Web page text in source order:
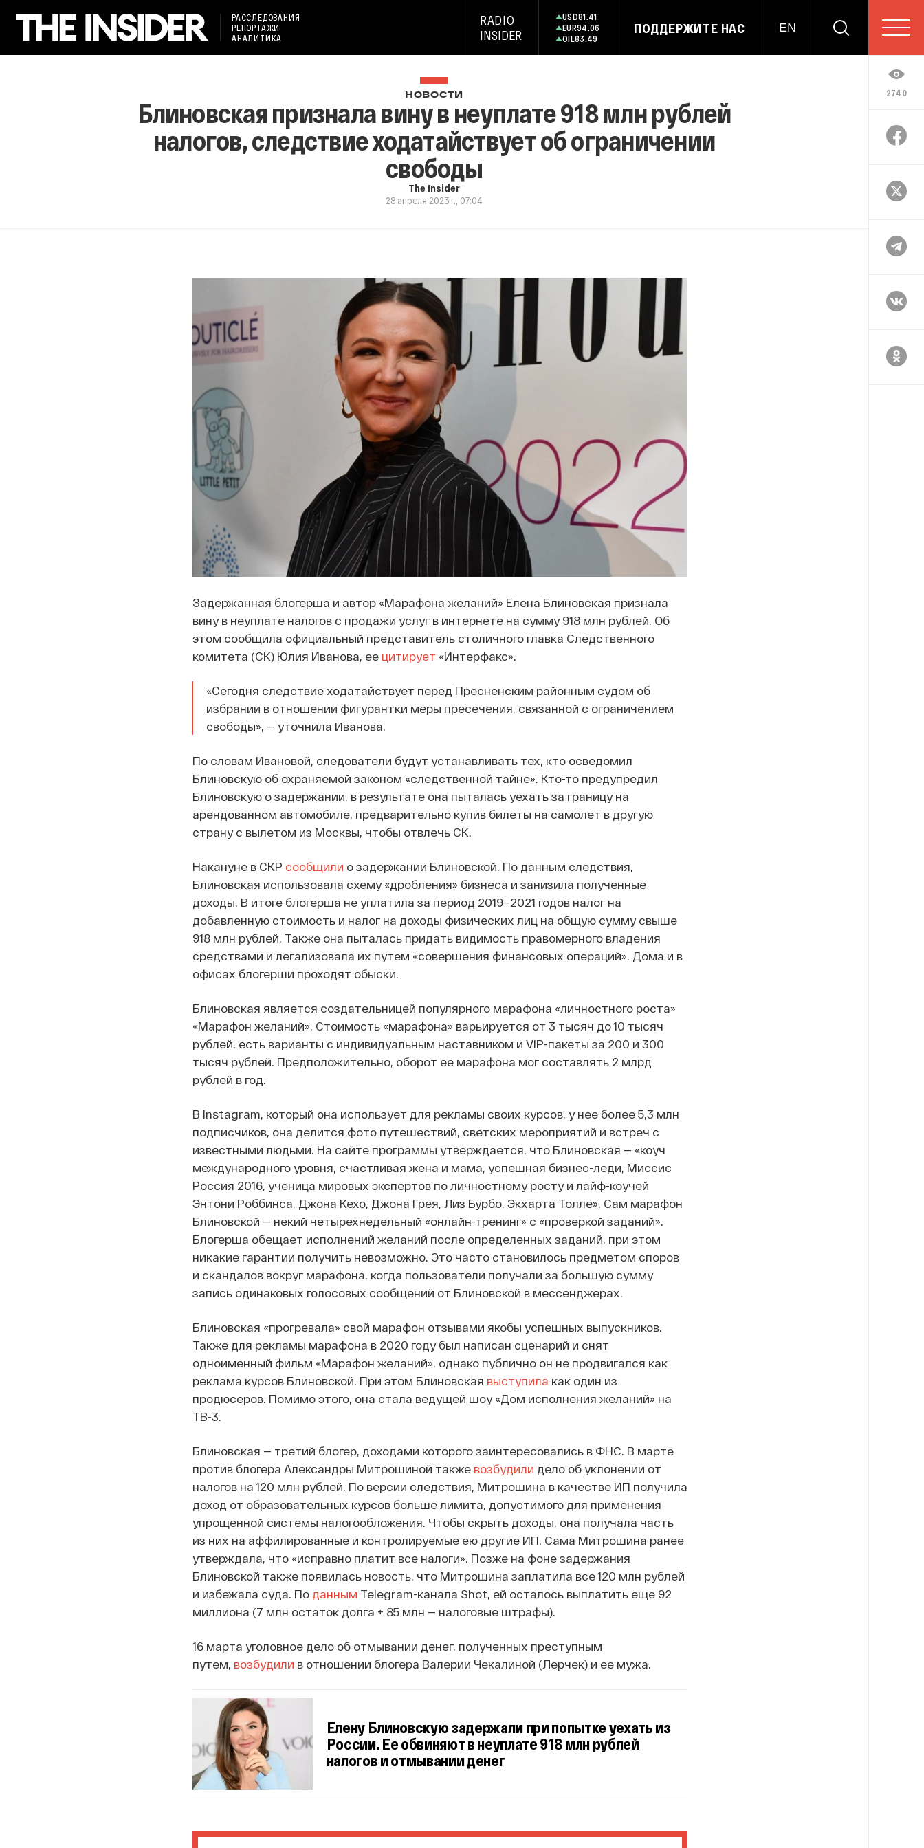
РАССЛЕДОВАНИЯ
РЕПОРТАЖИ
АНАЛИТИКА
RADIO
INSIDER
USD81.41
EUR94.06
OIL83.49
ПОДДЕРЖИТЕ НАС EN
2740
НОВОСТИ
Блиновская признала вину в неуплате 918 млн рублей
налогов, следствие ходатайствует об ограничении
свободы
The Insider
28 апреля 2023 г., 07:04
Задержанная блогерша и автор «Марафона желаний» Елена Блиновская признала
вину в неуплате налогов с продажи услуг в интернете на сумму 918 млн рублей. Об
этом сообщила официальный представитель столичного главка Следственного
комитета (СК) Юлия Иванова, ее цитирует «Интерфакс».
«Сегодня следствие ходатайствует перед Пресненским районным судом об
избрании в отношении фигурантки меры пресечения, связанной с ограничением
свободы», — уточнила Иванова.
По словам Ивановой, следователи будут устанавливать тех, кто осведомил
Блиновскую об охраняемой законом «следственной тайне». Кто-то предупредил
Блиновскую о задержании, в результате она пыталась уехать за границу на
арендованном автомобиле, предварительно купив билеты на самолет в другую
страну с вылетом из Москвы, чтобы отвлечь СК.
Накануне в СКР сообщили о задержании Блиновской. По данным следствия,
Блиновская использовала схему «дробления» бизнеса и занизила полученные
доходы. В итоге блогерша не уплатила за период 2019–2021 годов налог на
добавленную стоимость и налог на доходы физических лиц на общую сумму свыше
918 млн рублей. Также она пыталась придать видимость правомерного владения
средствами и легализовала их путем «совершения финансовых операций». Дома и в
офисах блогерши проходят обыски.
Блиновская является создательницей популярного марафона «личностного роста»
«Марафон желаний». Стоимость «марафона» варьируется от 3 тысяч до 10 тысяч
рублей, есть варианты с индивидуальным наставником и VIP-пакеты за 200 и 300
тысяч рублей. Предположительно, оборот ее марафона мог составлять 2 млрд
рублей в год.
В Instagram, который она использует для рекламы своих курсов, у нее более 5,3 млн
подписчиков, она делится фото путешествий, светских мероприятий и встреч с
известными людьми. На сайте программы утверждается, что Блиновская — «коуч
международного уровня, счастливая жена и мама, успешная бизнес-леди, Миссис
Россия 2016, ученица мировых экспертов по личностному росту и лайф-коучей
Энтони Роббинса, Джона Кехо, Джона Грея, Лиз Бурбо, Экхарта Толле». Сам марафон
Блиновской — некий четырехнедельный «онлайн-тренинг» с «проверкой заданий».
Блогерша обещает исполнений желаний после определенных заданий, при этом
никакие гарантии получить невозможно. Это часто становилось предметом споров
и скандалов вокруг марафона, когда пользователи получали за большую сумму
запись одинаковых голосовых сообщений от Блиновской в мессенджерах.
Блиновская «прогревала» свой марафон отзывами якобы успешных выпускников.
Также для рекламы марафона в 2020 году был написан сценарий и снят
одноименный фильм «Марафон желаний», однако публично он не продвигался как
реклама курсов Блиновской. При этом Блиновская выступила как один из
продюсеров. Помимо этого, она стала ведущей шоу «Дом исполнения желаний» на
ТВ-3.
Блиновская — третий блогер, доходами которого заинтересовались в ФНС. В марте
против блогера Александры Митрошиной также возбудили дело об уклонении от
налогов на 120 млн рублей. По версии следствия, Митрошина в качестве ИП получила
доход от образовательных курсов больше лимита, допустимого для применения
упрощенной системы налогообложения. Чтобы скрыть доходы, она получала часть
из них на аффилированные и контролируемые ею другие ИП. Сама Митрошина ранее
утверждала, что «исправно платит все налоги». Позже на фоне задержания
Блиновской также появилась новость, что Митрошина заплатила все 120 млн рублей
и избежала суда. По данным Telegram-канала Shot, ей осталось выплатить еще 92
миллиона (7 млн остаток долга + 85 млн — налоговые штрафы).
16 марта уголовное дело об отмывании денег, полученных преступным
путем, возбудили в отношении блогера Валерии Чекалиной (Лерчек) и ее мужа.
Елену Блиновскую задержали при попытке уехать из
России. Ее обвиняют в неуплате 918 млн рублей
налогов и отмывании денег